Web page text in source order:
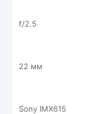
f/2.5
22 мм
Sony IMX615